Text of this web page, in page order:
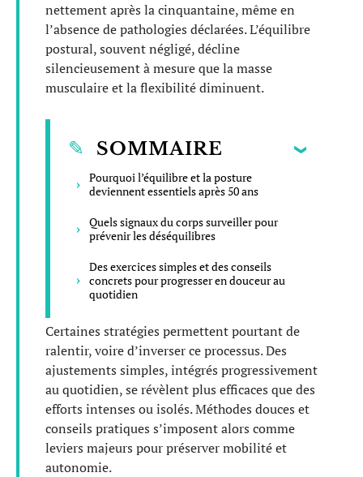
nettement après la cinquantaine, même en
l’absence de pathologies déclarées. L’équilibre
postural, souvent négligé, décline
silencieusement à mesure que la masse
musculaire et la flexibilité diminuent.
SOMMAIRE
Pourquoi l’équilibre et la posture
deviennent essentiels après 50 ans
Quels signaux du corps surveiller pour
prévenir les déséquilibres
Des exercices simples et des conseils
concrets pour progresser en douceur au
quotidien
Certaines stratégies permettent pourtant de
ralentir, voire d’inverser ce processus. Des
ajustements simples, intégrés progressivement
au quotidien, se révèlent plus efficaces que des
efforts intenses ou isolés. Méthodes douces et
conseils pratiques s’imposent alors comme
leviers majeurs pour préserver mobilité et
autonomie.